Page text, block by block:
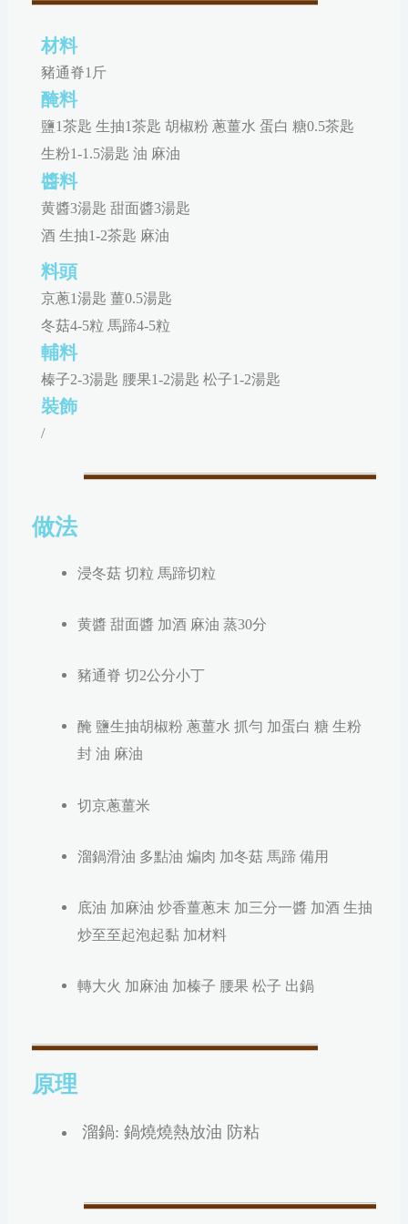
材料
豬通脊1斤
醃料
鹽1茶匙 生抽1茶匙 胡椒粉 蔥薑水 蛋白 糖0.5茶匙
生粉1-1.5湯匙 油 麻油
醬料
黄醬3湯匙 甜面醬3湯匙
酒 生抽1-2茶匙 麻油
料頭
京蔥1湯匙 薑0.5湯匙
冬菇4-5粒 馬蹄4-5粒
輔料
榛子2-3湯匙 腰果1-2湯匙 松子1-2湯匙
裝飾
/
做法
浸冬菇 切粒 馬蹄切粒
黄醬 甜面醬 加酒 麻油 蒸30分
豬通脊 切2公分小丁
醃 鹽生抽胡椒粉 蔥薑水 抓勻 加蛋白 糖 生粉
封 油 麻油
切京蔥薑米
溜鍋滑油 多點油 煸肉 加冬菇 馬蹄 備用
底油 加麻油 炒香薑蔥末 加三分一醬 加酒 生抽
炒至至起泡起黏 加材料
轉大火 加麻油 加榛子 腰果 松子 出鍋
原理
溜鍋: 鍋燒燒熱放油 防粘